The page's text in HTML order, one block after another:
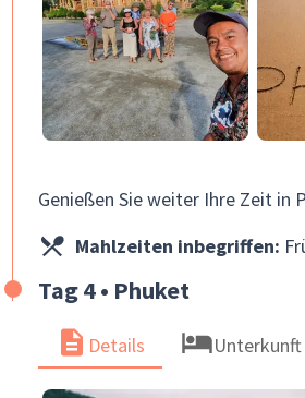
Genießen Sie weiter Ihre Zeit in
Mahlzeiten inbegriffen:
Tag 4 • Phuket
Details Unterkunft